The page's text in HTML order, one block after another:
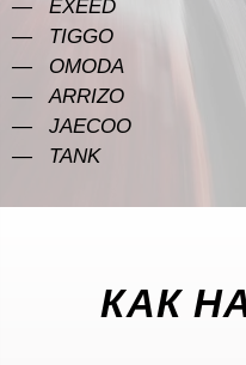
EXEED
TIGGO
OMODA
ARRIZO
JAECOO
TANK
КАК